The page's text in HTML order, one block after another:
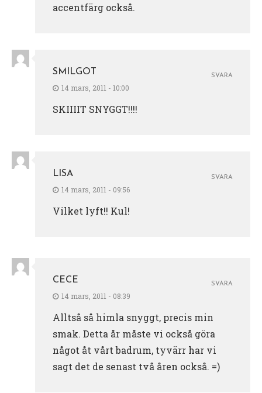
accentfärg också.
SMILGOT
14 mars, 2011 - 10:00
SKIIIIT SNYGGT!!!!
SVARA
LISA
14 mars, 2011 - 09:56
Vilket lyft!! Kul!
SVARA
CECE
14 mars, 2011 - 08:39
Alltså så himla snyggt, precis min
smak. Detta år måste vi också göra
något åt vårt badrum, tyvärr har vi
sagt det de senast två åren också. =)
SVARA